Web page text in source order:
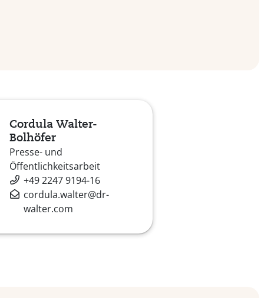
Cordula Walter-
Bolhöfer
Presse- und
Öffentlichkeitsarbeit
+49 2247 9194-16
cordula.walter@dr-
walter.com